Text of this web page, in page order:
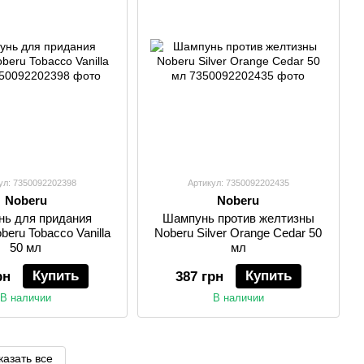
7350092202398
Noberu
для придания
Tobacco Vanilla
50 мл
Купить
В наличии
Артикул: 7350092202435
Noberu
Шампунь против желтизны
Noberu Silver Orange Cedar 50
мл
387 грн Купить
В наличии
все